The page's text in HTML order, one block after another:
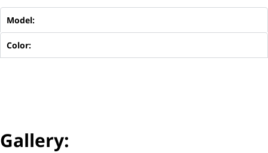
Model:
Color:
Gallery: